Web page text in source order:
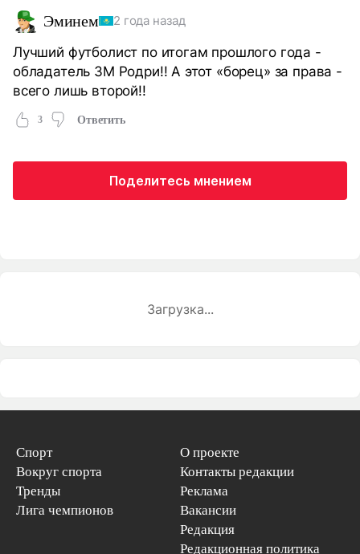
Эминем 2 года назад
Лучший футболист по итогам прошлого года -
обладатель ЗМ Родри!! А этот «борец» за права -
всего лишь второй!!
3 Ответить
Поделитесь мнением
Загрузка...
Спорт
Вокруг спорта
Тренды
Лига чемпионов
О проекте
Контакты редакции
Реклама
Вакансии
Редакция
Редакционная политика